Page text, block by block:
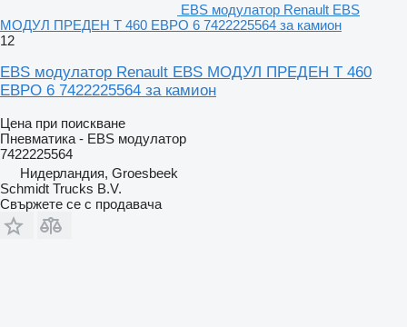
EBS модулатор Renault EBS
МОДУЛ ПРЕДЕН T 460 ЕВРО 6 7422225564 за камион
12
EBS модулатор Renault EBS МОДУЛ ПРЕДЕН T 460
ЕВРО 6 7422225564 за камион
Цена при поискване
Пневматика - EBS модулатор
7422225564
Нидерландия, Groesbeek
Schmidt Trucks B.V.
Свържете се с продавача